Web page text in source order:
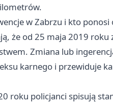
w Zabrzu i kto
że od 25 maja 2019
Zmiana lub
karnego i przewiduje
roku policjanci spisują